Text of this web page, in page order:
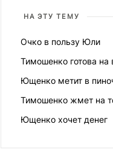
НА ЭТУ ТЕМУ
Очко в пользу Юли
Тимошенко готова на
Ющенко метит в
Тимошенко жмет на
Ющенко хочет денег